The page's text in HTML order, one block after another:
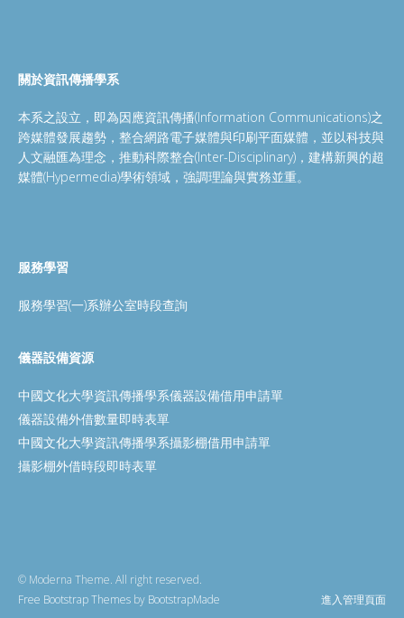
關於資訊傳播學系
本系之設立，即為因應資訊傳播(Information Communications)之
跨媒體發展趨勢，整合網路電子媒體與印刷平面媒體，並以科技與
人文融匯為理念，推動科際整合(Inter-Disciplinary)，建構新興的超
媒體(Hypermedia)學術領域，強調理論與實務並重。
服務學習
服務學習(一)系辦公室時段查詢
儀器設備資源
中國文化大學資訊傳播學系儀器設備借用申請單
儀器設備外借數量即時表單
中國文化大學資訊傳播學系攝影棚借用申請單
攝影棚外借時段即時表單
© Moderna Theme. All right reserved.
Free Bootstrap Themes by BootstrapMade 進入管理頁面